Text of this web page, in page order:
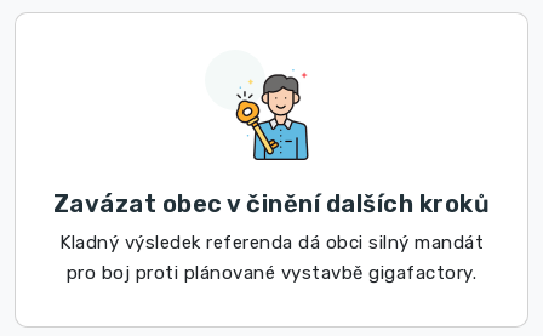
Zavázat obec v činění dalších kroků
Kladný výsledek referenda dá obci silný mandát
pro boj proti plánované vystavbě gigafactory.